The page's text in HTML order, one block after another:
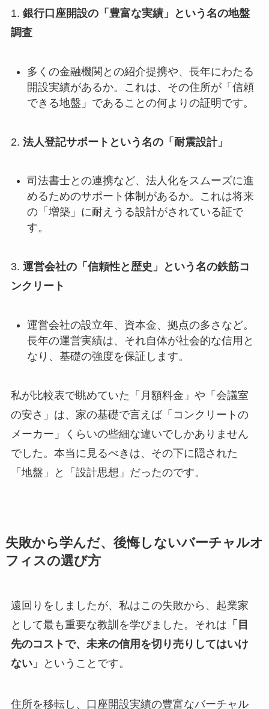
1. 銀行口座開設の「豊富な実績」という名の地盤
調査
多くの金融機関との紹介提携や、長年にわたる
開設実績があるか。これは、その住所が「信頼
できる地盤」であることの何よりの証明です。
2. 法人登記サポートという名の「耐震設計」
司法書士との連携など、法人化をスムーズに進
めるためのサポート体制があるか。これは将来
の「増築」に耐えうる設計がされている証で
す。
3. 運営会社の「信頼性と歴史」という名の鉄筋コ
ンクリート
運営会社の設立年、資本金、拠点の多さなど。
長年の運営実績は、それ自体が社会的な信用と
なり、基礎の強度を保証します。
私が比較表で眺めていた「月額料金」や「会議室
の安さ」は、家の基礎で言えば「コンクリートの
メーカー」くらいの些細な違いでしかありません
でした。本当に見るべきは、その下に隠された
「地盤」と「設計思想」だったのです。
失敗から学んだ、後悔しないバーチャルオ
フィスの選び方
遠回りをしましたが、私はこの失敗から、起業家
として最も重要な教訓を学びました。それは 「目
先のコストで、未来の信用を切り売りしてはいけ
ない」
ということです。
住所を移転し、口座開設実績の豊富なバーチャル